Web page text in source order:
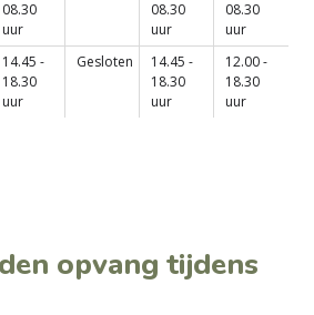
08.30
uur
08.30
uur
08.30
uur
14.45 -
18.30
uur
Gesloten
14.45 -
18.30
uur
12.00 -
18.30
uur
opvang tijdens